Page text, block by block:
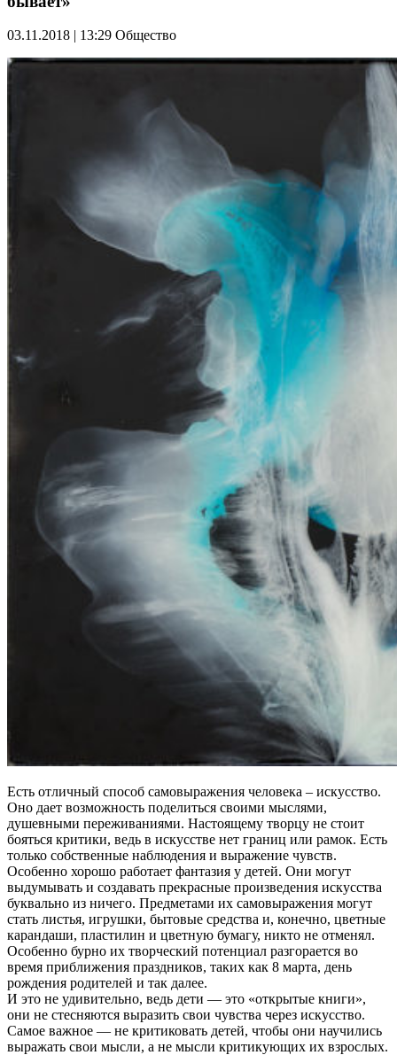
03.11.2018 | 13:29 Общество
Есть отличный способ самовыражения человека – искусство.
Оно дает возможность поделиться своими мыслями,
душевными переживаниями. Настоящему творцу не стоит
бояться критики, ведь в искусстве нет границ или рамок. Есть
только собственные наблюдения и выражение чувств.
Особенно хорошо работает фантазия у детей. Они могут
выдумывать и создавать прекрасные произведения искусства
буквально из ничего. Предметами их самовыражения могут
стать листья, игрушки, бытовые средства и, конечно, цветные
карандаши, пластилин и цветную бумагу, никто не отменял.
Особенно бурно их творческий потенциал разгорается во
время приближения праздников, таких как 8 марта, день
рождения родителей и так далее.
И это не удивительно, ведь дети — это «открытые книги»,
они не стесняются выразить свои чувства через искусство.
Самое важное — не критиковать детей, чтобы они научились
выражать свои мысли, а не мысли критикующих их взрослых.